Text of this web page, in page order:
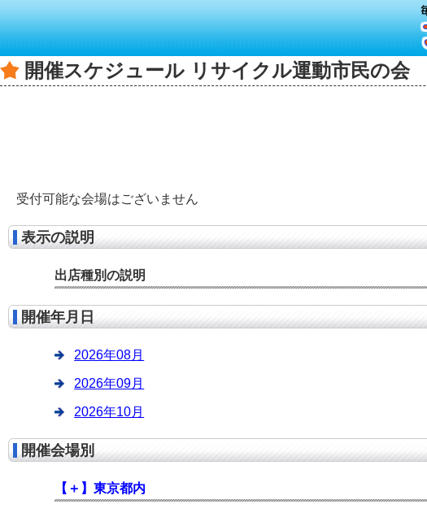
開催スケジュール リサイクル運動市民の会
受付可能な会場はございません
表示の説明
出店種別の説明
開催年月日
2026年08月
2026年09月
2026年10月
開催会場別
【＋】東京都内